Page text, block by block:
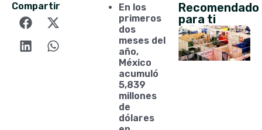
Compartir
En los
primeros
dos
meses del
año,
México
acumuló
5,839
millones
de
dólares
Recomendado
para ti